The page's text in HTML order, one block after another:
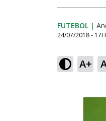
FUTEBOL |
24/07/2018 -
A+